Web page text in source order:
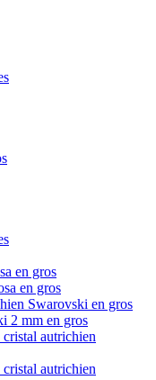
en gros
en gros
Swarovski en gros
2 mm en gros
cristal autrichien
cristal autrichien